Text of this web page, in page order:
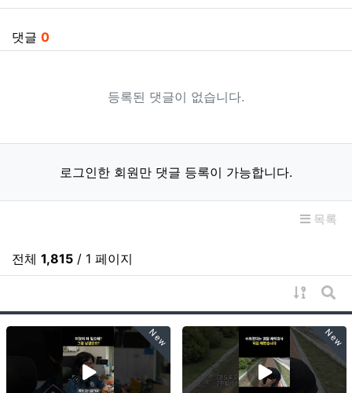
댓글 0
등록된 댓글이 없습니다.
로그인한 회원만 댓글 등록이 가능합니다.
목록
전체 1,815 / 1 페이지
게시물
게
New New